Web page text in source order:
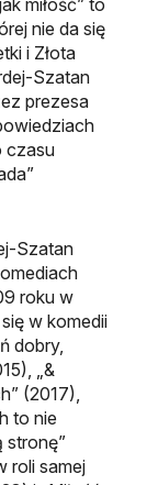
miłość” to
nie da się
i Złota
Szatan
prezesa
czasu
Szatan
roku w
w komedii
dobry,
„&
(2017),
to nie
stronę”
roli samej